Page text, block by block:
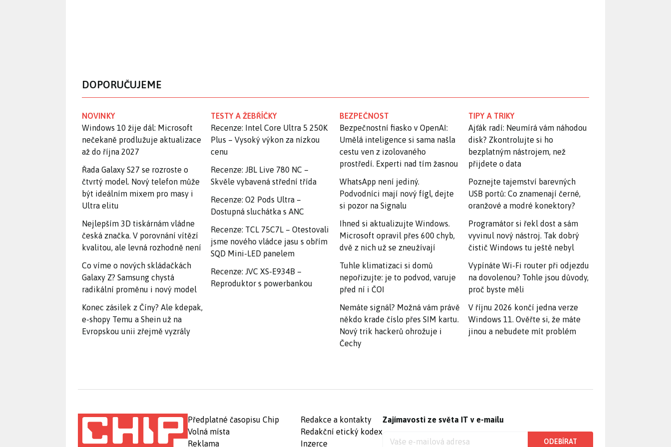
DOPORUČUJEME
NOVINKY
Windows 10 žije dál: Microsoft
nečekaně prodlužuje aktualizace
až do října 2027
Řada Galaxy S27 se rozroste o
čtvrtý model. Nový telefon může
být ideálním mixem pro masy i
Ultra elitu
Nejlepším 3D tiskárnám vládne
česká značka. V porovnání vítězí
kvalitou, ale levná rozhodně není
Co víme o nových skládačkách
Galaxy Z? Samsung chystá
radikální proměnu i nový model
Konec zásilek z Číny? Ale kdepak,
e-shopy Temu a Shein už na
Evropskou unii zřejmě vyzrály
TESTY A ŽEBŘÍČKY
Recenze: Intel Core Ultra 5 250K
Plus – Vysoký výkon za nízkou
cenu
Recenze: JBL Live 780 NC –
Skvěle vybavená střední třída
Recenze: O2 Pods Ultra –
Dostupná sluchátka s ANC
Recenze: TCL 75C7L – Otestovali
jsme nového vládce jasu s obřím
SQD Mini-LED panelem
Recenze: JVC XS-E934B –
Reproduktor s powerbankou
BEZPEČNOST
Bezpečnostní fiasko v OpenAI:
Umělá inteligence si sama našla
cestu ven z izolovaného
prostředí. Experti nad tím žasnou
WhatsApp není jediný.
Podvodníci mají nový fígl, dejte
si pozor na Signalu
Ihned si aktualizujte Windows.
Microsoft opravil přes 600 chyb,
dvě z nich už se zneužívají
Tuhle klimatizaci si domů
nepořizujte: je to podvod, varuje
před ní i ČOI
Nemáte signál? Možná vám právě
někdo krade číslo přes SIM kartu.
Nový trik hackerů ohrožuje i
Čechy
TIPY A TRIKY
Ajťák radí: Neumírá vám náhodou
disk? Zkontrolujte si ho
bezplatným nástrojem, než
přijdete o data
Poznejte tajemství barevných
USB portů: Co znamenají černé,
oranžové a modré konektory?
Programátor si řekl dost a sám
vyvinul nový nástroj. Tak dobrý
čistič Windows tu ještě nebyl
Vypínáte Wi-Fi router při odjezdu
na dovolenou? Tohle jsou důvody,
proč byste měli
V říjnu 2026 končí jedna verze
Windows 11. Ověřte si, že máte
jinou a nebudete mít problém
Předplatné časopisu Chip
Volná místa
Reklama
Redakce a kontakty
Redakční etický kodex
Inzerce
Zajímavosti ze světa IT v e-mailu
ODEBÍRAT